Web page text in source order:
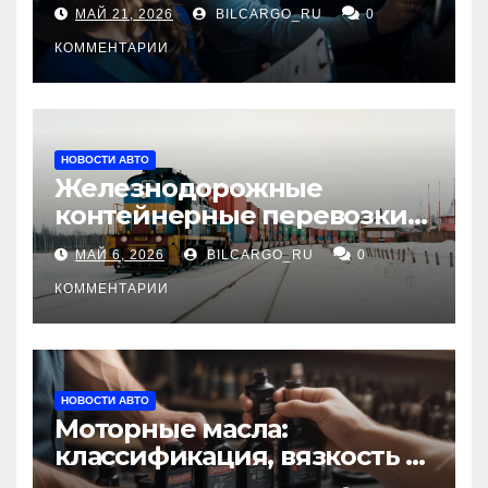
МАЙ 21, 2026 BILCARGO_RU 0
КОММЕНТАРИИ
НОВОСТИ АВТО
Железнодорожные
контейнерные перевозки
из Китая в Россию:
маршруты, сроки и
требования
МАЙ 6, 2026 BILCARGO_RU 0
КОММЕНТАРИИ
НОВОСТИ АВТО
Моторные масла:
классификация, вязкость и